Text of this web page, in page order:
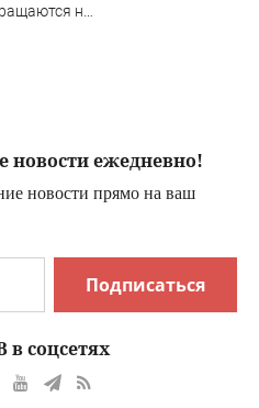
на
новости ежедневно!
новости прямо на ваш
Подписаться
в соцсетях